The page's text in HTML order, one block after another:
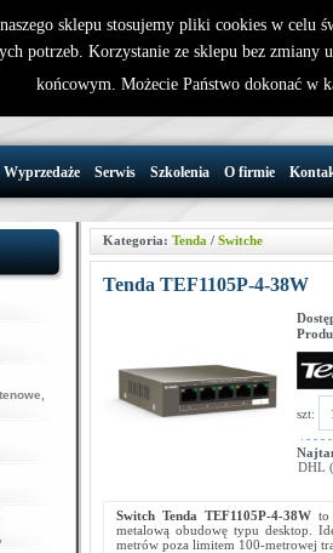
32 721 86
Wyprzedaże Serwis Szkolenia O firmie
Kategoria: Tenda / Switche
Tenda TEF1105P-4-38W
szt:
DHL
Switch Tenda TEF1105P-4-38W to
metalową obudowę typu desktop.
metrów poza limitem 100-metrowej
sklepu stosujemy pliki cookies w celu
potrzeb. Korzystanie ze sklepu bez zmiany
końcowym. Możecie Państwo dokonać w